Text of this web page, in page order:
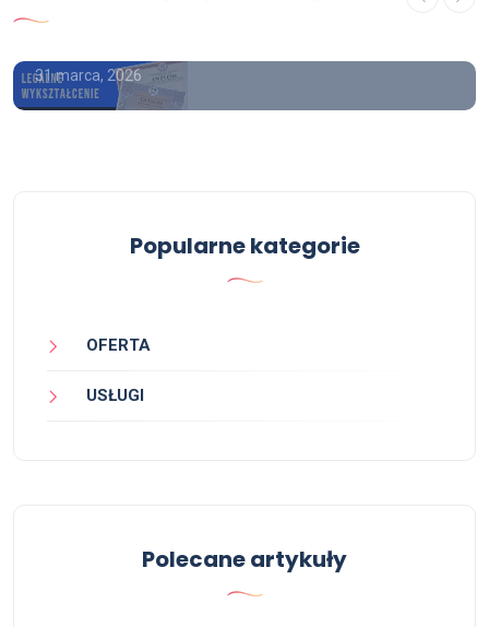
szkoły średniej
31 marca, 2026
Popularne kategorie
OFERTA
USŁUGI
Polecane artykuły